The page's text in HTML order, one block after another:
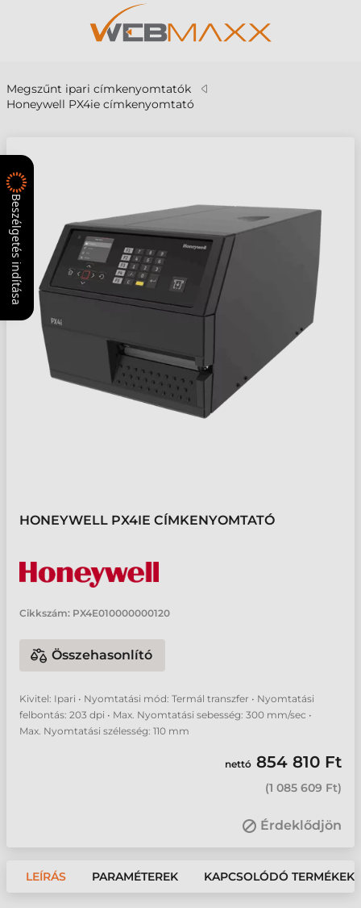
Megszűnt ipari címkenyomtatók
Honeywell PX4ie címkenyomtató
HONEYWELL PX4IE CÍMKENYOMTATÓ
Cikkszám: PX4E010000000120
Összehasonlító
Kivitel: Ipari • Nyomtatási mód: Termál transzfer • Nyomtatási
felbontás: 203 dpi • Max. Nyomtatási sebesség: 300 mm/sec •
Max. Nyomtatási szélesség: 110 mm
nettó 854 810 Ft
(1 085 609 Ft)
Érdeklődjön
LEÍRÁS PARAMÉTEREK KAPCSOLÓDÓ TERMÉKEK
Beszélgetés indítása